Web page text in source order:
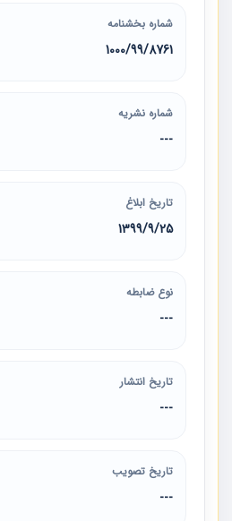
شماره بخشنامه
1000/99/8761
شماره نشریه
---
تاریخ ابلاغ
1399/9/25
نوع ضابطه
---
تاریخ انتشار
---
تاریخ تصویب
---